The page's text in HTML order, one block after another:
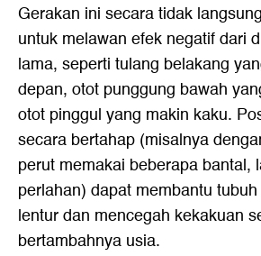
Gerakan ini secara tidak
untuk melawan efek negatif dari
lama, seperti tulang belakang
depan, otot punggung bawah
otot pinggul yang makin kaku.
secara bertahap (misalnya
perut memakai beberapa bantal,
perlahan) dapat membantu
lentur dan mencegah kekakuan
bertambahnya usia.